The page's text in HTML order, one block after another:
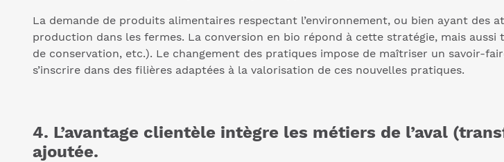
La demande de produits alimentaires respectant l’environnement, ou bien ayant
production dans les fermes. La conversion en bio répond à cette stratégie, mais
de conservation, etc.). Le changement des pratiques impose de maîtriser un savoir-
s’inscrire dans des filières adaptées à la valorisation de ces nouvelles pratiques.
4. L’avantage clientèle intègre les métiers de l’aval
ajoutée.